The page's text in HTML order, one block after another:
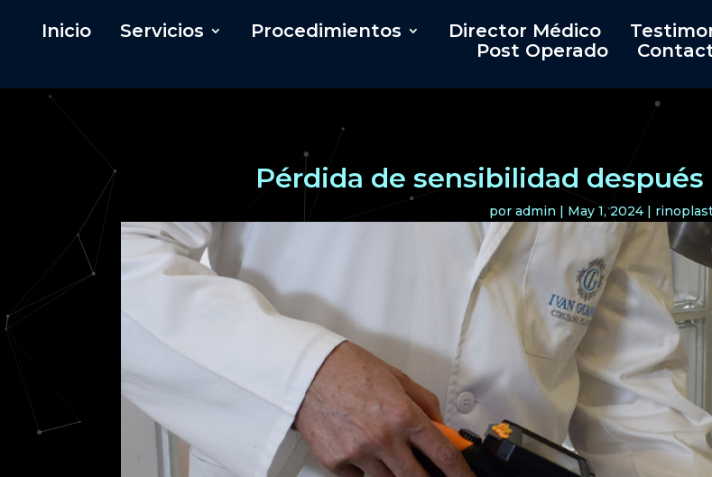
Inicio Servicios Procedimientos Director Médico
Post Operado
Pérdida de sensibilidad
por admin | May 1, 2024|